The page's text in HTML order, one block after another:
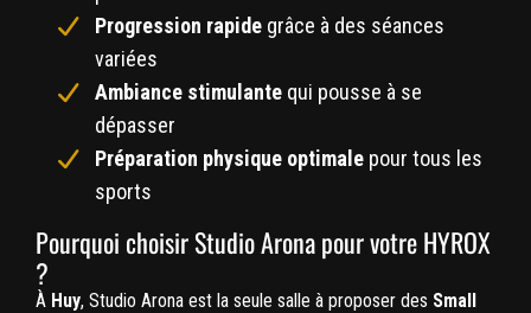
Progression rapide grâce à des séances
variées
Ambiance stimulante qui pousse à se
dépasser
Préparation physique optimale pour tous les
sports
Pourquoi choisir Studio Arona pour votre HYROX
?
À Huy, Studio Arona est la seule salle à proposer des Small